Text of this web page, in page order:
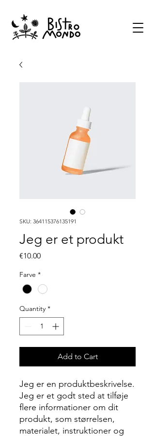
SKU: 364115376135191
Jeg er et produkt
€10.00Price
Farve *
Quantity *
Add to Cart
Jeg er en produktbeskrivelse.
Jeg er et godt sted at tilføje
flere informationer om dit
produkt, som størrelsen,
materialet, instruktioner og